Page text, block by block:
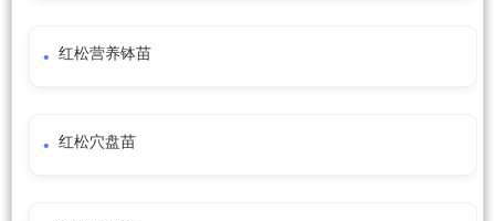
红松营养钵苗
红松穴盘苗